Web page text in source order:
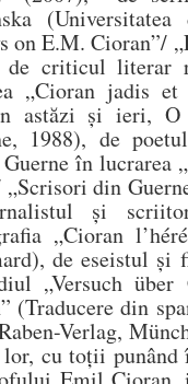
on E.M. Cioran”/
de criticul literar
„Cioran jadis et
astăzi și ieri, O
1988), de
în lucrarea
„Scrisori din
și
„Cioran
de eseistul și
„Versuch
(Traducere din
Verlag,
cu toții punând